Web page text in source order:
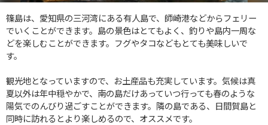
篠島は、愛知県の三河湾にある有人島で、師崎港などからフェリー
でいくことができます。島の景色はとてもよく、釣りや島内一周な
どを楽しむことができます。フグやタコなどもとても美味しいで
す。
観光地となっていますので、お土産品も充実しています。気候は真
夏以外は年中穏やかで、南の島だけあっていつ行っても春のような
陽気でのんびり過ごすことができます。隣の島である、日間賀島と
同時に訪れるとより楽しめるので、オススメです。